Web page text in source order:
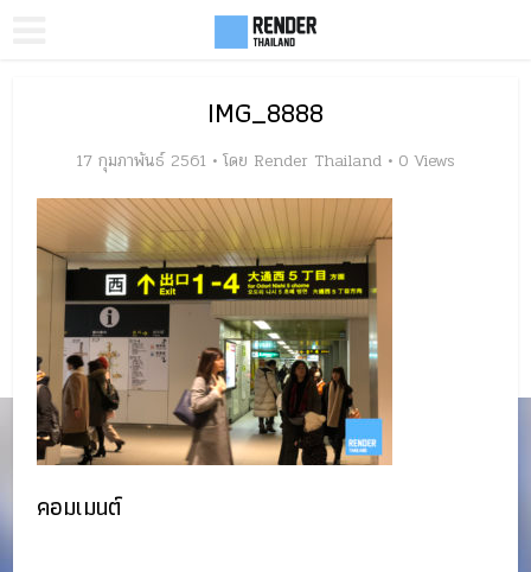
IMG_8888
17 กุมภาพันธ์ 2561 โดย Render Thailand 0 Views
คอมเมนต์